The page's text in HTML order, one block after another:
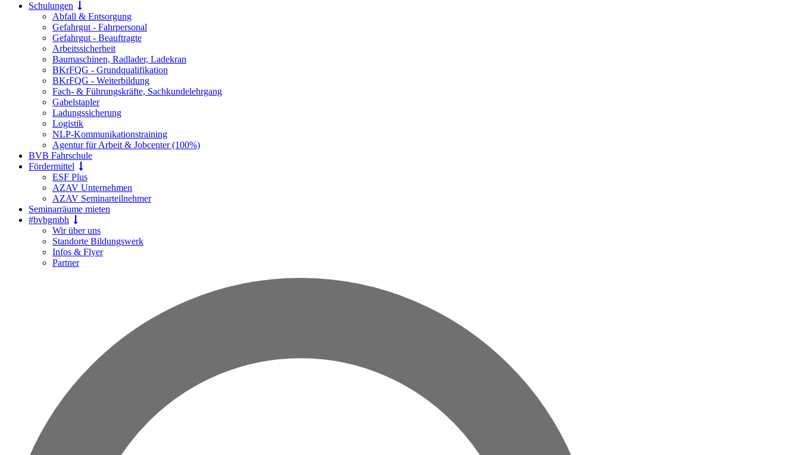
Schulungen
Abfall & Entsorgung
Gefahrgut - Fahrpersonal
Gefahrgut - Beauftragte
Arbeitssicherheit
Baumaschinen, Radlader, Ladekran
BKrFQG - Grundqualifikation
BKrFQG - Weiterbildung
Fach- & Führungskräfte, Sachkundelehrgang
Gabelstapler
Ladungssicherung
Logistik
NLP-Kommunikationstraining
Agentur für Arbeit & Jobcenter (100%)
BVB Fahrschule
Fördermittel
ESF Plus
AZAV Unternehmen
AZAV Seminarteilnehmer
Seminarräume mieten
#bvbgmbh
Wir über uns
Standorte Bildungswerk
Infos & Flyer
Partner